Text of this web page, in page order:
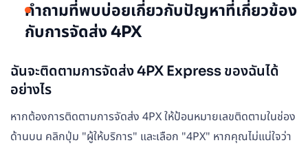
คำถามที่พบบ่อยเกี่ยวกับปัญหาที่เกี่ยวข้อง
กับการจัดส่ง 4PX
ฉันจะติดตามการจัดส่ง 4PX Express ของฉันได้
อย่างไร
หากต้องการติดตามการจัดส่ง 4PX ให้ป้อนหมายเลขติดตามในช่อง
ด้านบน คลิกปุ่ม "ผู้ให้บริการ" และเลือก "4PX" หากคุณไม่แน่ใจว่า